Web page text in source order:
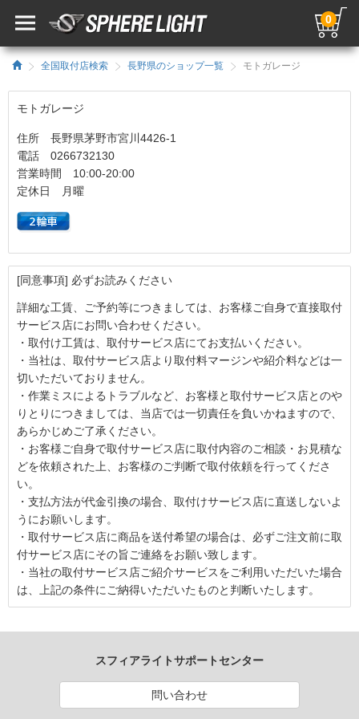
0
全国取付店検索 長野県のショップ一覧 モトガレージ
モトガレージ
住所 長野県茅野市宮川4426-1
電話 0266732130
営業時間 10:00-20:00
定休日 月曜
[同意事項] 必ずお読みください
詳細な工賃、ご予約等につきましては、お客様ご自身で直接取付
サービス店にお問い合わせください。
・取付け工賃は、取付サービス店にてお支払いください。
・当社は、取付サービス店より取付料マージンや紹介料などは一
切いただいておりません。
・作業ミスによるトラブルなど、お客様と取付サービス店とのや
りとりにつきましては、当店では一切責任を負いかねますので、
あらかじめご了承ください。
・お客様ご自身で取付サービス店に取付内容のご相談・お見積な
どを依頼された上、お客様のご判断で取付依頼を行ってくださ
い。
・支払方法が代金引換の場合、取付けサービス店に直送しないよ
うにお願いします。
・取付サービス店に商品を送付希望の場合は、必ずご注文前に取
付サービス店にその旨ご連絡をお願い致します。
・当社の取付サービス店ご紹介サービスをご利用いただいた場合
は、上記の条件にご納得いただいたものと判断いたします。
スフィアライトサポートセンター
問い合わせ